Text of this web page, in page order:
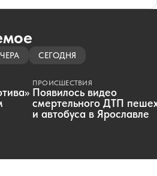
СЕГОДНЯ
ПРОИСШЕСТВИЯ
Появилось видео
смертельного ДТП
и автобуса в Ярославле